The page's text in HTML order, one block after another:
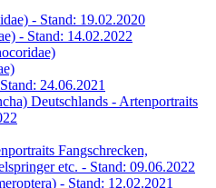
- Stand: 19.02.2020
- Stand: 14.02.2022
24.06.2021
Deutschlands - Artenportraits
Fangschrecken,
etc. - Stand: 09.06.2022
- Stand: 12.02.2021